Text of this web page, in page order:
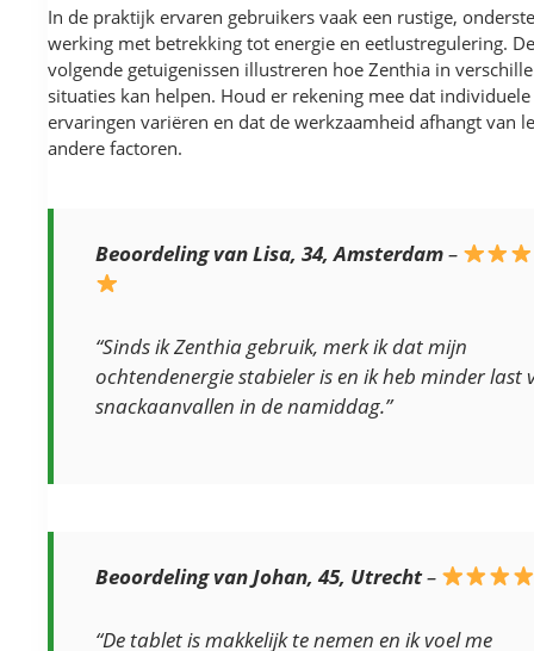
In de praktijk ervaren gebruikers vaak een rustige,
werking met betrekking tot energie en eetlustregulering. De
volgende getuigenissen illustreren hoe Zenthia in
situaties kan helpen. Houd er rekening mee dat individuele
ervaringen variëren en dat de werkzaamheid afhangt van
andere factoren.
Beoordeling van Lisa, 34, Amsterdam–
“Sinds ik Zenthia gebruik, merk ik dat mijn
ochtendenergie stabieler is en ik heb minder last
snackaanvallen in de namiddag.”
Beoordeling van Johan, 45, Utrecht–
“De tablet is makkelijk te nemen en ik voel me